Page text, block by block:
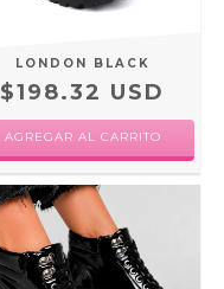
LONDON BLACK
$198.32 USD
AGREGAR AL CARRITO